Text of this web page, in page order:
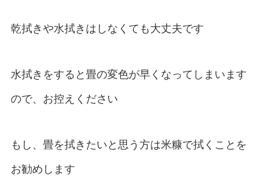
乾拭きや水拭きはしなくても大丈夫です
水拭きをすると畳の変色が早くなってしまいます
ので、お控えください
もし、畳を拭きたいと思う方は米糠で拭くことを
お勧めします